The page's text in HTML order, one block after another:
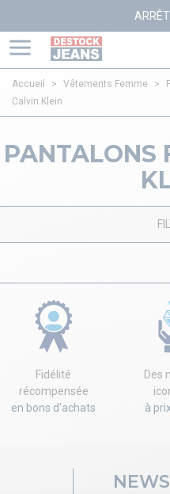
Accueil > Vêtements Femme >
Calvin Klein
PANTALONS
Fidélité
récompensée
en bons d'achats
Des
à